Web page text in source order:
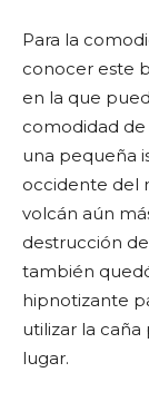
Para la
conocer este
en la que
comodidad
una pequeña
occidente del
volcán aún
destrucción
también
hipnotizante
utilizar la caña
lugar.